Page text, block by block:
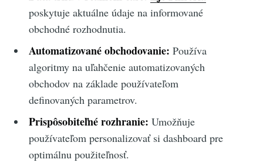
poskytuje aktuálne údaje na informované
obchodné rozhodnutia.
Automatizované obchodovanie: Používa
algoritmy na uľahčenie automatizovaných
obchodov na základe používateľom
definovaných parametrov.
Prispôsobiteľné rozhranie: Umožňuje
používateľom personalizovať si dashboard pre
optimálnu použiteľnosť.